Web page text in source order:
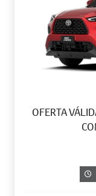
OFERTA